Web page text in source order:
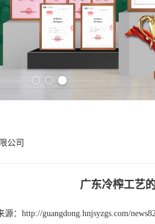
公司
广东冷榨工艺
源： http://guangdong.hnjsyzgs.com/